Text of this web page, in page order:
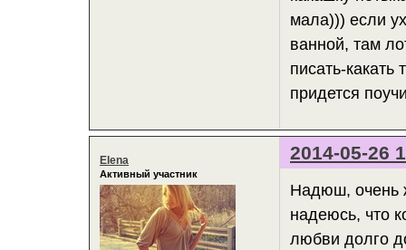
мала))) если
ванной, там
писать-
придется
2014-05-26
Elena
Активный участник
Надюш, очень
надеюсь, что
любви долго